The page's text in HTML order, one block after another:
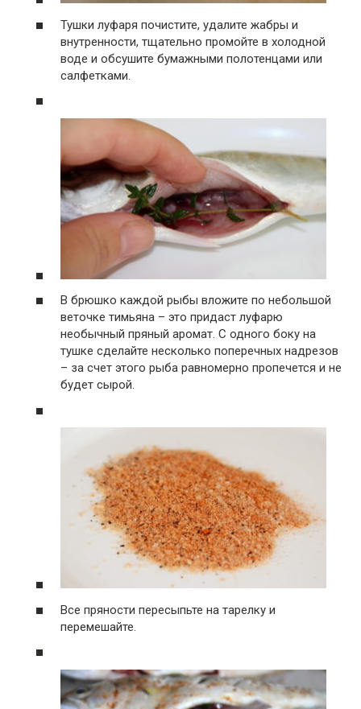
Тушки луфаря почистите, удалите жабры и
внутренности, тщательно промойте в холодной
воде и обсушите бумажными полотенцами или
салфетками.
В брюшко каждой рыбы вложите по небольшой
веточке тимьяна – это придаст луфарю
необычный пряный аромат. С одного боку на
тушке сделайте несколько поперечных надрезов
– за счет этого рыба равномерно пропечется и не
будет сырой.
Все пряности пересыпьте на тарелку и
перемешайте.